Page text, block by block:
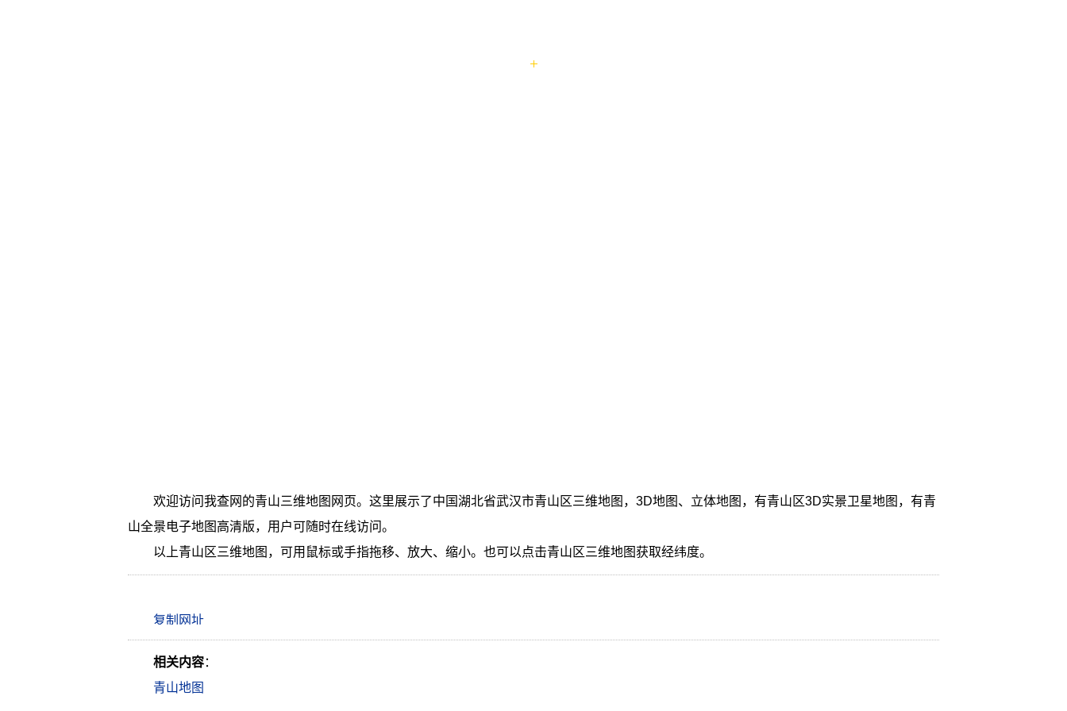
欢迎访问我查网的青山三维地图网页。这里展示了中国湖北省武汉市青山区三维地图，3D地图、立体地图，有青山区3D实景卫星地图，有青
山全景电子地图高清版，用户可随时在线访问。
以上青山区三维地图，可用鼠标或手指拖移、放大、缩小。也可以点击青山区三维地图获取经纬度。
相关内容：
青山地图